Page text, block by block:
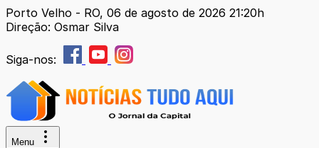
Porto Velho - RO, 06 de agosto de 2026 21:20h
Direção: Osmar Silva
Siga-nos:
Menu